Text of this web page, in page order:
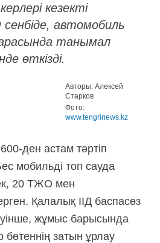
кезекті
сенбіде, автомобиль
арасында танымал
өткізді.
Авторы: Алексей
Старков
Фото:
www.tengrinews.kz
ден астам тәртіп
мобильді топ сауда
20 ТЖО мен
Қалалық ІІД баспасөз
жұмыс барысында
бөтеннің затын ұрлау